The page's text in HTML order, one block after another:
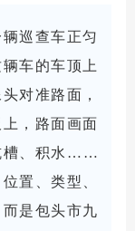
巡查车正匀
车的车顶上
对准路面，
，路面画面
槽、积水……
置、类型、
是包头市九